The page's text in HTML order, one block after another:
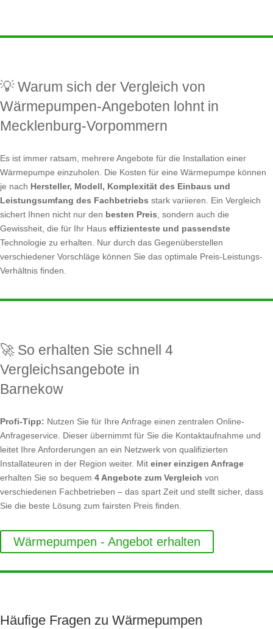
💡 Warum sich der Vergleich von
Wärmepumpen-Angeboten lohnt in
Mecklenburg-Vorpommern
Es ist immer ratsam, mehrere Angebote für die Installation einer
Wärmepumpe einzuholen. Die Kosten für eine Wärmepumpe können
je nach Hersteller, Modell, Komplexität des Einbaus und
Leistungsumfang des Fachbetriebs stark variieren. Ein Vergleich
sichert Ihnen nicht nur den besten Preis, sondern auch die
Gewissheit, die für Ihr Haus effizienteste und passendste
Technologie zu erhalten. Nur durch das Gegenüberstellen
verschiedener Vorschläge können Sie das optimale Preis-Leistungs-
Verhältnis finden.
🚀 So erhalten Sie schnell 4
Vergleichsangebote in
Barnekow
Profi-Tipp: Nutzen Sie für Ihre Anfrage einen zentralen Online-
Anfrageservice. Dieser übernimmt für Sie die Kontaktaufnahme und
leitet Ihre Anforderungen an ein Netzwerk von qualifizierten
Installateuren in der Region weiter. Mit einer einzigen Anfrage
erhalten Sie so bequem 4 Angebote zum Vergleich von
verschiedenen Fachbetrieben – das spart Zeit und stellt sicher, dass
Sie die beste Lösung zum fairsten Preis finden.
Wärmepumpen - Angebot erhalten
Häufige Fragen zu Wärmepumpen